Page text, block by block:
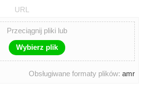
URL
Przeciągnij pliki lub
Wybierz plik
Obsługiwane formaty plików: amr